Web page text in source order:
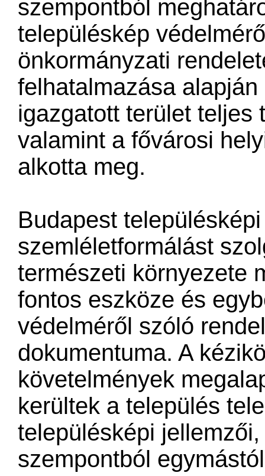
szempontból
településkép
önkormányzati
felhatalmazása
igazgatott terület teljes
valamint a fővárosi
alkotta meg.
Budapest
szemléletformálást
természeti környezete
fontos eszköze és
védelméről szóló
dokumentuma. A
követelmények
kerültek a település
településképi
szempontból